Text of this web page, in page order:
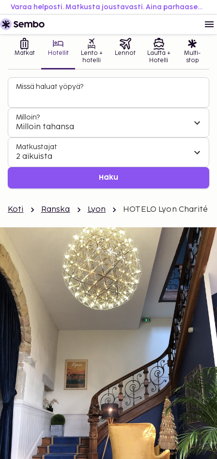
Varaa helposti. Matkusta joustavasti. Aina parhaaseen hintaan.
Matkat Hotellit
Lento +
hotelli
Lennot
Lautta +
Hotelli
Multi-
stop
Missä haluat yöpyä?
Milloin?
Milloin tahansa
Matkustajat
2 aikuista
Haku
Koti Ranska Lyon HOTELO Lyon Charité